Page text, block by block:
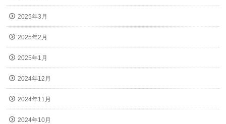
2025年3月
2025年2月
2025年1月
2024年12月
2024年11月
2024年10月